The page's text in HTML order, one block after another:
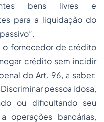
bens livres e
para a liquidação do
o fornecedor de crédito
crédito sem incidir
do Art. 96, a saber:
Discriminar pessoa idosa,
ou dificultando seu
operações bancárias,